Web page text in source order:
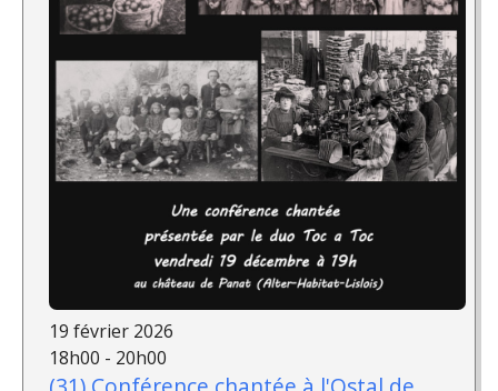
19 février 2026
18h00 - 20h00